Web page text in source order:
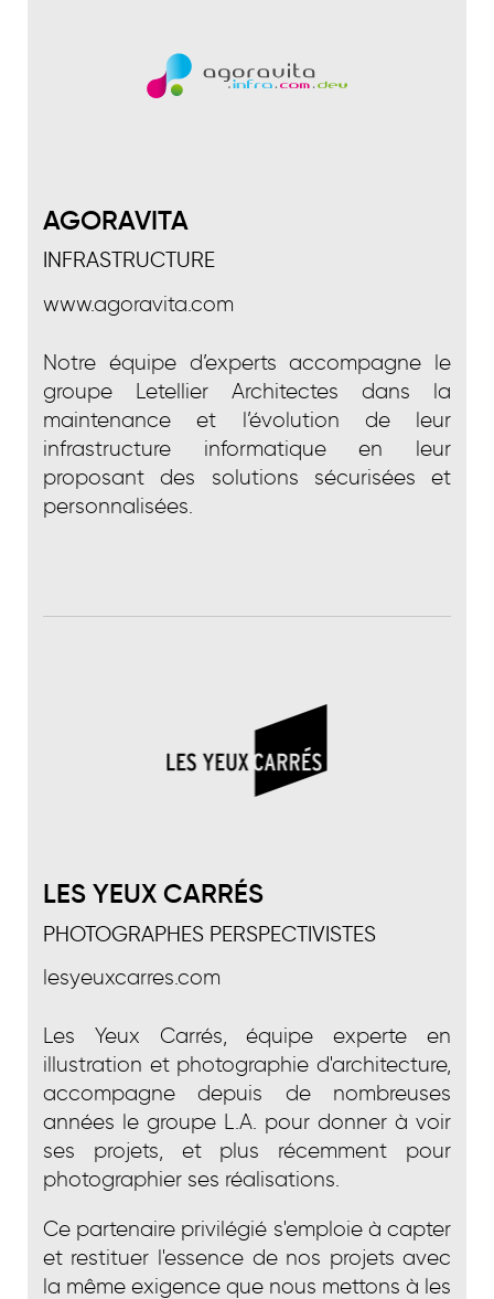
AGORAVITA
INFRASTRUCTURE
www.agoravita.com
Notre équipe d’experts accompagne le
groupe Letellier Architectes dans la
maintenance et l’évolution de leur
infrastructure informatique en leur
proposant des solutions sécurisées et
personnalisées.
LES YEUX CARRÉS
PHOTOGRAPHES PERSPECTIVISTES
lesyeuxcarres.com
Les Yeux Carrés, équipe experte en
illustration et photographie d'architecture,
accompagne depuis de nombreuses
années le groupe L.A. pour donner à voir
ses projets, et plus récemment pour
photographier ses réalisations.
Ce partenaire privilégié s'emploie à capter
et restituer l'essence de nos projets avec
la même exigence que nous mettons à les